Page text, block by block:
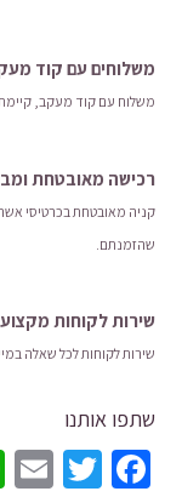
משלוחים עם קוד
משלוח​ עם קוד מעקב​​,
רכישה​ ​מאובטחת
קניה מאובטחת בכרטיסי
שהזמנתם.
שירות לקוחות
שירות לקוחות לכל שאלה
שתפו אותנו